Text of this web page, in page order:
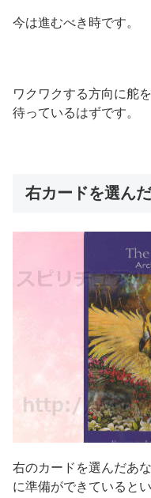
今は進むべき時です。
ワクワクする方向に舵
待っているはずです。
右カードを選ん
右のカードを選んだあ
に準備ができていると